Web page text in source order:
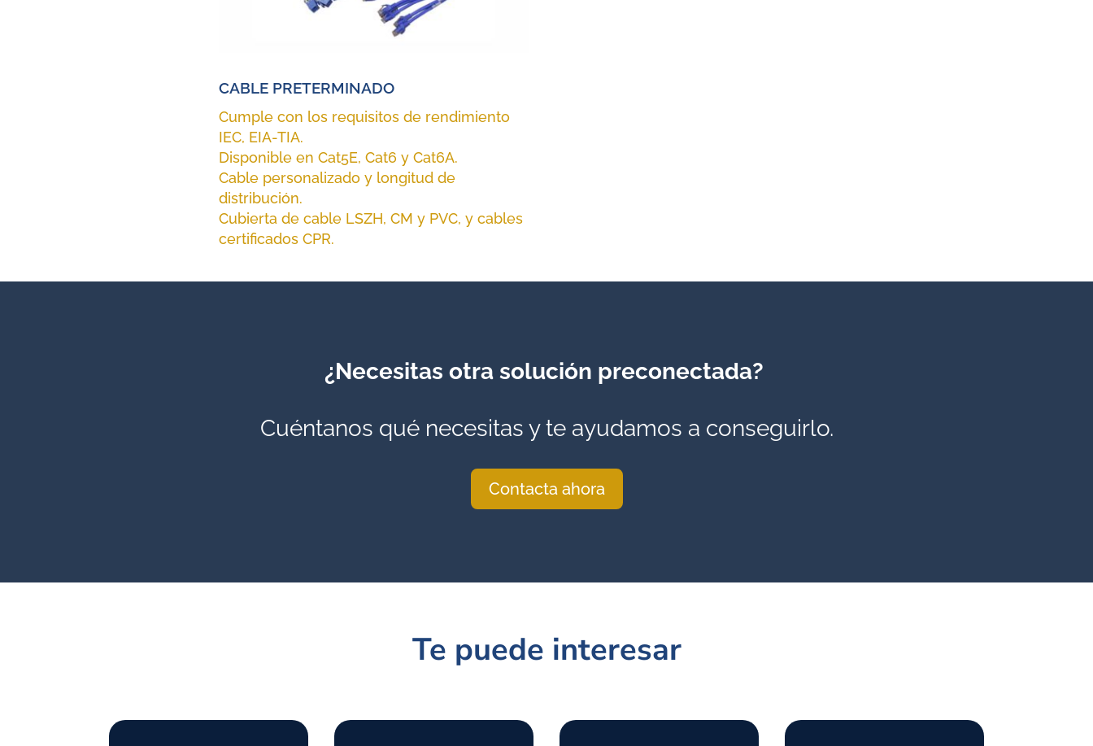
CABLE PRETERMINADO
Cumple con los requisitos de rendimiento
IEC, EIA-TIA.
Disponible en Cat5E, Cat6 y Cat6A.
Cable personalizado y longitud de
distribución.
Cubierta de cable LSZH, CM y PVC, y cables
certificados CPR.
¿Necesitas otra solución preconectada?
Cuéntanos qué necesitas y te ayudamos a conseguirlo.
Contacta ahora
Te puede interesar